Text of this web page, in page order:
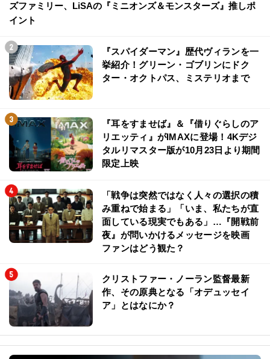
ズファミリー、LiSAの『ミニオンズ＆モンスターズ』推しポ
イント
『スパイダーマン』歴代ヴィランを一
挙紹介！グリーン・ゴブリンにドク
ター・オクトパス、ミステリオまで
『耳をすませば』＆『借りぐらしのア
リエッティ』がIMAXに登場！4Kデジ
タルリマスター版が10月23日より期間
限定上映
「戦争は突然ではなく人々の選択の積
み重ねで始まる」「いま、私たちが直
面している現実でもある」…『開戦前
夜』が問いかけるメッセージを映画
ファンはどう観た？
クリストファー・ノーラン監督最新
作、その原典となる「オデュッセイ
ア」とはなにか？